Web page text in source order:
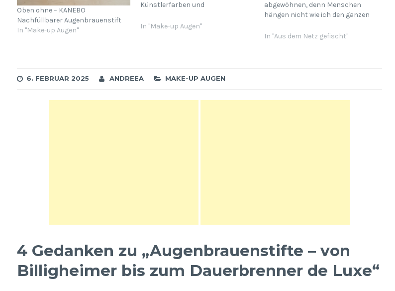
Oben ohne – KANEBO
Nachfüllbarer Augenbrauenstift
In "Make-up Augen"
Künstlerfarben und
Aquarellpapier. So besitze ich eine
Polychromos, stellt natürlich
In "Make-up Augen"
abgewöhnen, denn Menschen
hängen nicht wie ich den ganzen
also kann ich es auch gestalten.
In "Aus dem Netz gefischt"
6. FEBRUAR 2025 ANDREEA MAKE-UP AUGEN
4 Gedanken zu „Augenbrauenstifte – von
Billigheimer bis zum Dauerbrenner de Luxe“